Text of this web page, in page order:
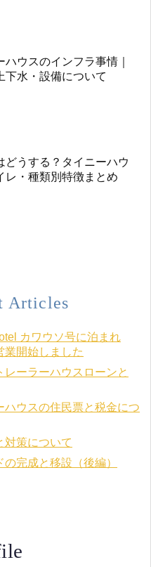
ハウスのインフラ事情｜
下水・設備について
どうする？タイニーハウ
レ・種類別特徴まとめ
Articles
カワウソ号に泊まれ
業開始しました
ーラーハウスローンと
ハウスの住民票と税金につ
対策について
完成と移設（後編）